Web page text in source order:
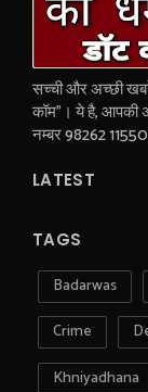
सच्ची और अच्छी
कॉम"। ये है, आपकी
नम्बर 98262
LATEST
TAGS
Badarwas
Crime
Khniyadhana